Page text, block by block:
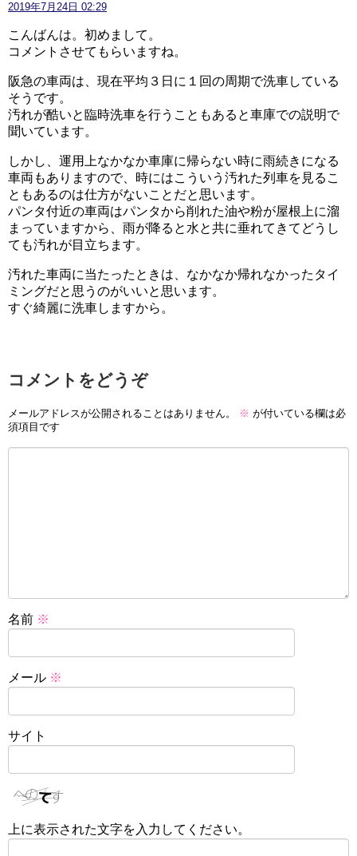
2019年7月24日 02:29
こんばんは。初めまして。
コメントさせてもらいますね。
阪急の車両は、現在平均３日に１回の周期で洗車している
そうです。
汚れが酷いと臨時洗車を行うこともあると車庫での説明で
聞いています。
しかし、運用上なかなか車庫に帰らない時に雨続きになる
車両もありますので、時にはこういう汚れた列車を見るこ
ともあるのは仕方がないことだと思います。
パンタ付近の車両はパンタから削れた油や粉が屋根上に溜
まっていますから、雨が降ると水と共に垂れてきてどうし
ても汚れが目立ちます。
汚れた車両に当たったときは、なかなか帰れなかったタイ
ミングだと思うのがいいと思います。
すぐ綺麗に洗車しますから。
コメントをどうぞ
メールアドレスが公開されることはありません。 ※ が付いている欄は必
須項目です
名前 ※
メール ※
サイト
上に表示された文字を入力してください。